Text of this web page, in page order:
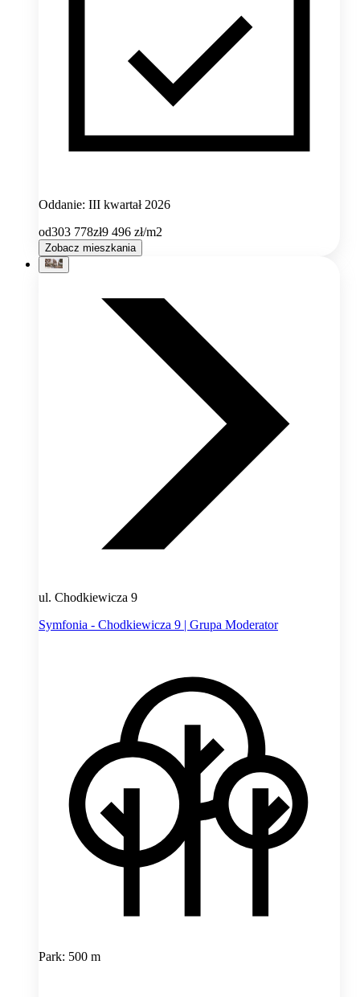
Oddanie: III kwartał 2026
od303 778zł9 496 zł/m2
Zobacz mieszkania
ul. Chodkiewicza 9
Symfonia - Chodkiewicza 9 | Grupa Moderator
Park: 500 m